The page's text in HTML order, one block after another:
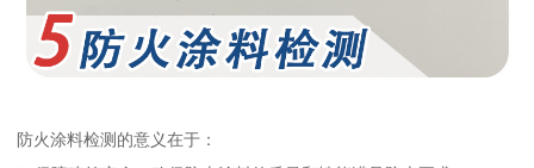
防火涂料检测的意义在于：